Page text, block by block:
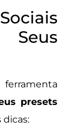
presets
dicas: